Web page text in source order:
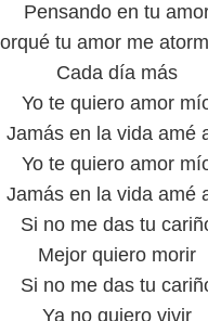
Pensando en tu
tu amor me
Cada día más
Yo te quiero amor
Jamás en la vida amé
Yo te quiero amor
Jamás en la vida amé
Si no me das tu
Mejor quiero morir
Si no me das tu
Ya no quiero vivir